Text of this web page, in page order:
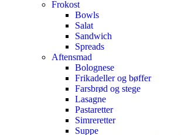
Frokost
Bowls
Salat
Sandwich
Spreads
Aftensmad
Bolognese
Frikadeller og bøffer
Farsbrød og stege
Lasagne
Pastaretter
Simreretter
Suppe